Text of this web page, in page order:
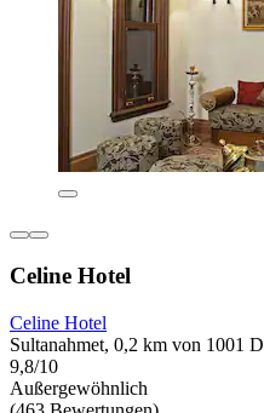
Celine Hotel
Celine Hotel
Sultanahmet, 0,2 km von 1001
9,8/10
Außergewöhnlich